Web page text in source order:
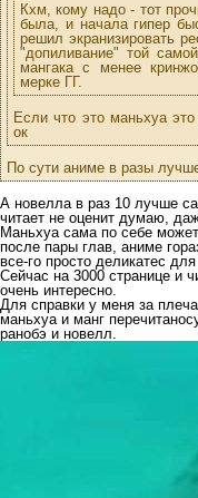
Кхм, кому надо - тот
была, и начала гипер
решил экранизировать
"допиливание" той
мангака с менее
мерке ГГ.
Если что это маньхуа
ок
По сути аниме в разы
А новелла в раз 10 лучше
читает не оценит думаю,
Маньхуа сама по себе
после пары глав, аниме
все-го просто деликатес
Сейчас на 3000 странице и
очень интересно.
Для справки у меня за
маньхуа и манг
ранобэ и новелл.